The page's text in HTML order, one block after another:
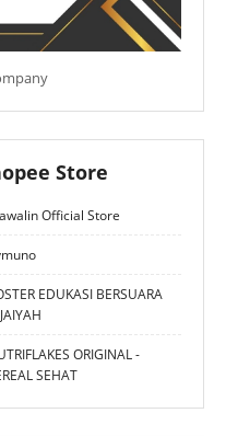
Store
Official Store
EDUKASI BERSUARA
ORIGINAL -
SEHAT